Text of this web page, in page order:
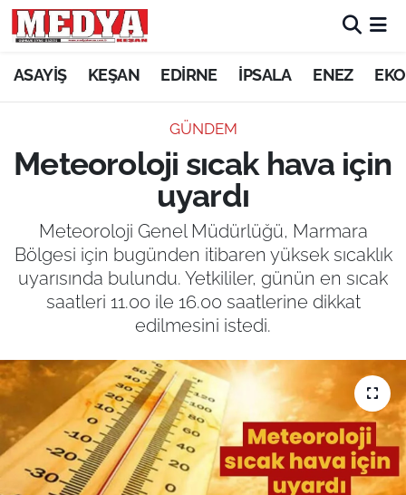
ASAYİŞ KEŞAN EDİRNE İPSALA ENEZ
GÜNDEM
Meteoroloji sıcak hava için
uyardı
Meteoroloji Genel Müdürlüğü, Marmara
Bölgesi için bugünden itibaren yüksek sıcaklık
uyarısında bulundu. Yetkililer, günün en sıcak
saatleri 11.00 ile 16.00 saatlerine dikkat
edilmesini istedi.
KEŞAN
ASAYİŞ
GÜNDEM
EKONOMİ
EĞİTİM
TARIM VE HAYVANCILIK
KÜLTÜR SANAT